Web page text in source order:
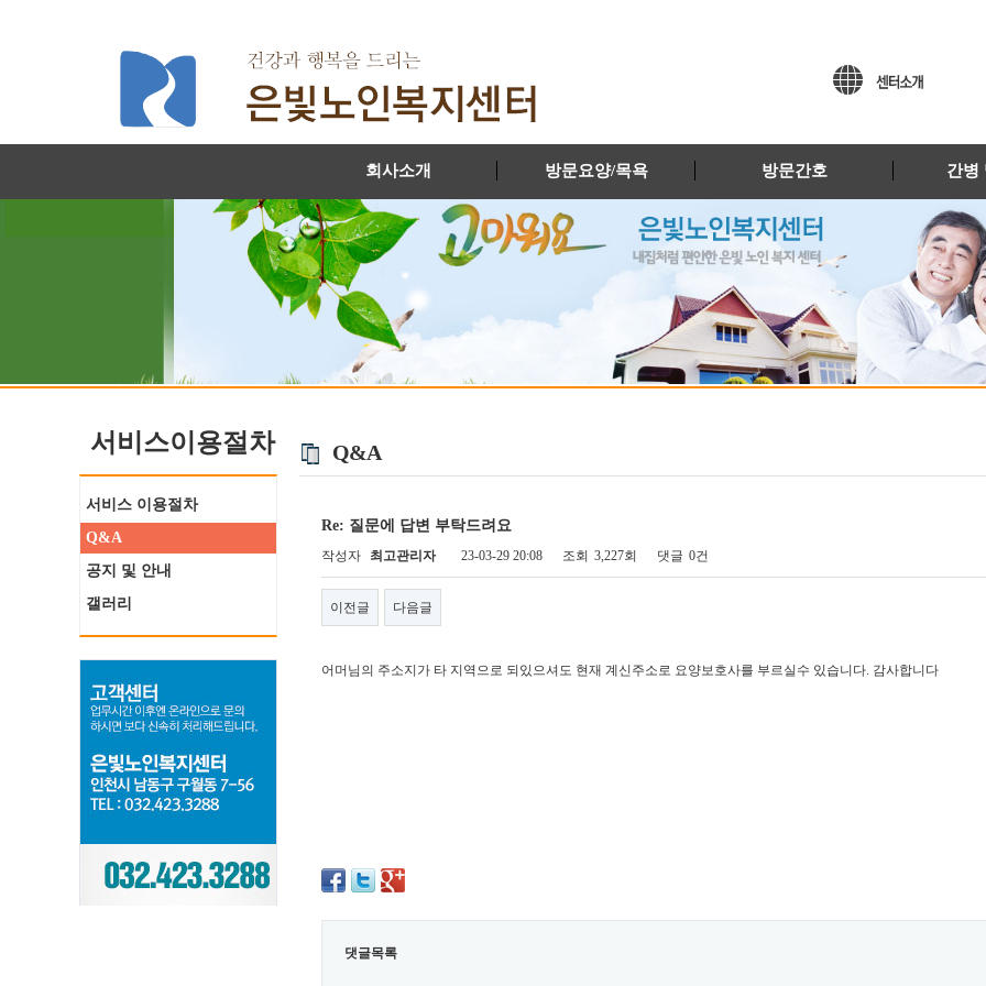
회사소개 방문요양/목욕 방문간호 간병
서비스이용절차
서비스 이용절차
Q&A
공지 및 안내
갤러리
Q&A
Re: 질문에 답변 부탁드려요
작성자 최고관리자 23-03-29 20:08 조회 3,227회 댓글 0건
이전글 다음글
어머님의 주소지가 타 지역으로 되있으셔도 현재 계신주소로 요양보호사를 부르실수 있습니다. 감사합니다
댓글목록